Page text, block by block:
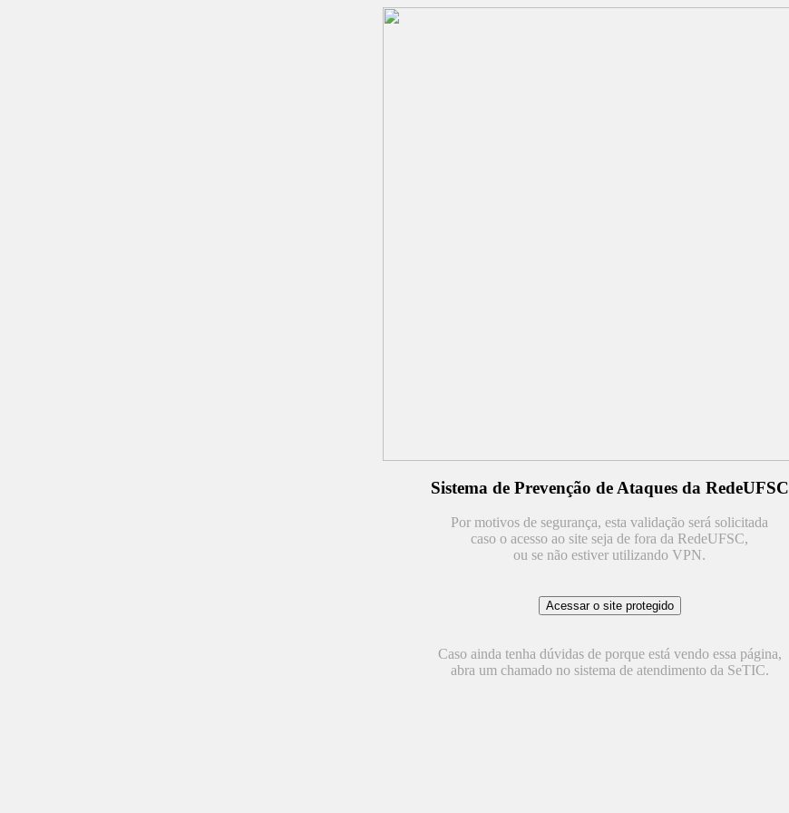
Sistema de Prevenção de Ataques da RedeUFSC
Por motivos de segurança, esta validação será solicitada
caso o acesso ao site seja de fora da RedeUFSC,
ou se não estiver utilizando VPN.
Caso ainda tenha dúvidas de porque está vendo essa página,
abra um chamado no sistema de atendimento da SeTIC.